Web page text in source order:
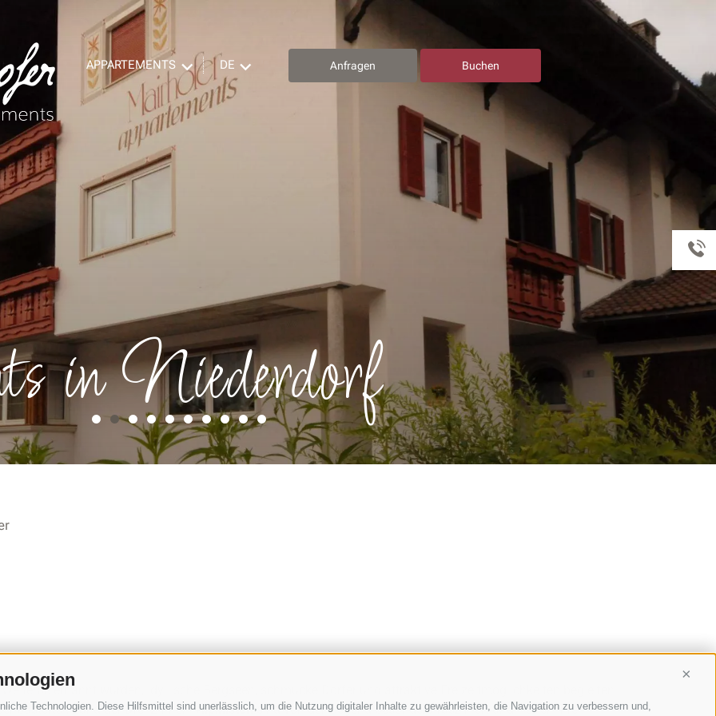
Technologien. Diese Hilfsmittel sind unerlässlich, um die Nutzung digitaler Inhalte zu gewährleisten, die Navigation zu verbessern und,
APPARTEMENTS DE Anfragen Buchen
in Niederdorf
ernannt wurden, idyllische Bergseen, schmucke Dörfer und attraktive Freizeitmöglichkeiten begleiten
Land der Drei Zinnen. Alpinistensind von der Gegend besonders fasziniert und frönen Ihrer